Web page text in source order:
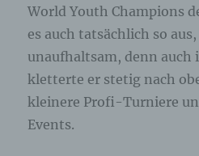
World Youth Champions
es auch tatsächlich so
unaufhaltsam, denn auch
kletterte er stetig nach
kleinere Profi-Turniere
Events.